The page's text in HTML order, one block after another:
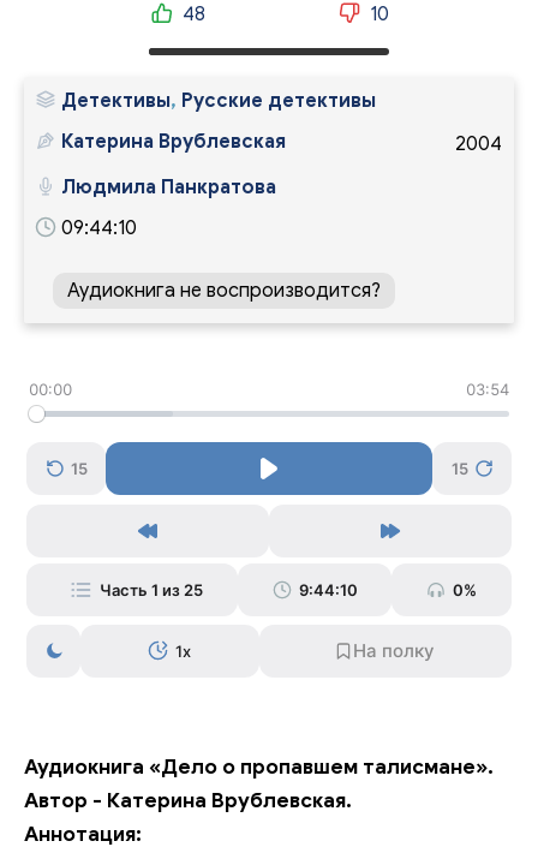
48 10
Детективы, Русские детективы
2004
Катерина Врублевская
Людмила Панкратова
09:44:10
Аудиокнига не воспроизводится?
00:00 03:54
15 15
Часть 1 из 25 9:44:10 0%
1x
Аудиокнига «Дело о пропавшем талисмане».
Автор - Катерина Врублевская.
Аннотация: